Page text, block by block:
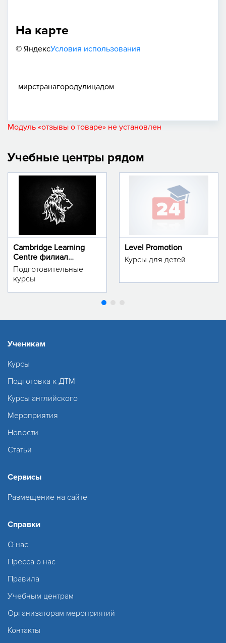
На карте
© ЯндексУсловия использования
мирстранагородулицадом
Модуль «отзывы о товаре» не установлен
Учебные центры рядом
Cambridge Learning
Centre филиал
м.Тинчлик
Подготовительные
курсы
Level Promotion
Курсы для детей
Ученикам
Курсы
Подготовка к ДТМ
Курсы английского
Мероприятия
Новости
Статьи
Сервисы
Размещение на сайте
Справки
О нас
Пресса о нас
Правила
Учебным центрам
Организаторам мероприятий
Контакты